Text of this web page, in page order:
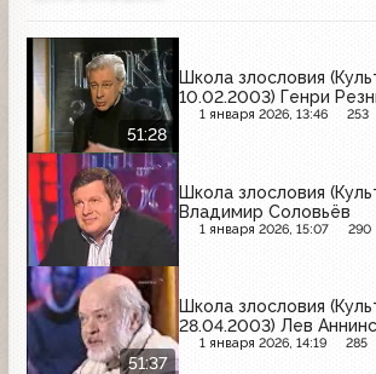
51:28
Школа злословия
10.02.2003) Генри
1 января 2026, 13:46 253
Школа злословия
Владимир Соловьёв
1 января 2026, 15:07 290
51:37
Школа злословия
28.04.2003) Лев
1 января 2026, 14:19 285